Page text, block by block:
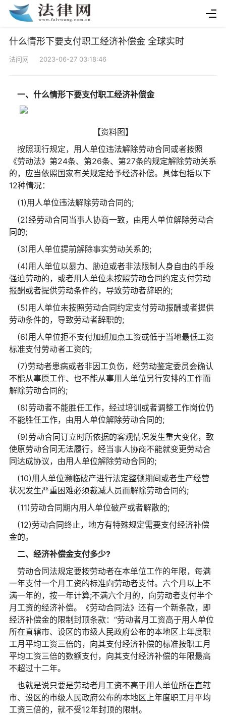
什么情形下要支付职工经济补偿金 全球实时
法问网 2023-06-27 03:18:46
一、什么情形下要支付职工经济补偿金
【资料图】
按照现行规定，用人单位违法解除劳动合同或者按照
《劳动法》第24条、第26条、第27条的规定解除劳动关系
的，应当依照国家有关规定给予经济补偿。具体包括以下
12种情况：
(1)用人单位违法解除劳动合同的;
(2)经劳动合同当事人协商一致，由用人单位解除劳动合
同的;
(3)用人单位提前解除事实劳动关系的;
(4)用人单位以暴力、胁迫或者非法限制人身自由的手段
强迫劳动的，或者用人单位未按照劳动合同约定支付劳动
报酬或者提供劳动条件的，导致劳动者辞职的;
(5)用人单位未按照劳动合同约定支付劳动报酬或者提供
劳动条件的，导致劳动者辞职的;
(6)用人单位拒不支付加班加点工资或低于当地最低工资
标准支付劳动者工资的;
(7)劳动者患病或者非因工负伤，经劳动鉴定委员会确认
不能从事原工作、也不能从事用人单位另行安排的工作而
解除劳动合同的;
(8)劳动者不能胜任工作，经过培训或者调整工作岗位仍
不能胜任工作，由用人单位解除劳动合同的;
(9)劳动合同订立时所依据的客观情况发生重大变化，致
使原劳动合同无法履行，经当事人协商不能就变更劳动合
同达成协议，由用人单位解除劳动合同的;
(10)用人单位濒临破产进行法定整顿期间或者生产经营
状况发生严重困难必须裁减人员而解除劳动合同的;
(11)劳动合同期内用人单位破产或者解散的;
(12)劳动合同终止，地方有特殊规定需要支付经济补偿
金的。
二、经济补偿金支付多少?
劳动合同法规定要按劳动者在本单位工作的年限，每满
一年支付一个月工资的标准向劳动者支付。六个月以上不
满一年的，按一年计算;不满六个月的，向劳动者支付半个
月工资的经济补偿。《劳动合同法》还有一个新条款，即
经济补偿金的限制封顶条款：“劳动者月工资高于用人单位
所在直辖市、设区的市级人民政府公布的本地区上年度职
工月平均工资三倍的，向其支付经济补偿的标准按职工月
平均工资三倍的数额支付，向其支付经济补偿的年限最高
不超过十二年。
也就是说只要是劳动者月工资不高于用人单位所在直辖
市、设区的市级人民政府公布的本地区上年度职工月平均
工资三倍的，就不受12年封顶的限制。